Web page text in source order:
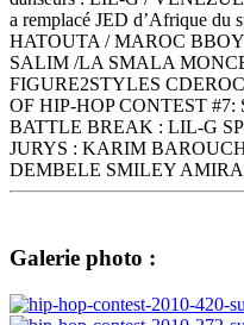
a remplacé JED d’Afrique du
HATOUTA / MAROC
SALIM /LA SMALA
FIGURE2STYLES
OF HIP-HOP CONTEST #7:
BATTLE BREAK : LIL-G
JURYS : KARIM
DEMBELE SMILEY AMIRA
Galerie photo :